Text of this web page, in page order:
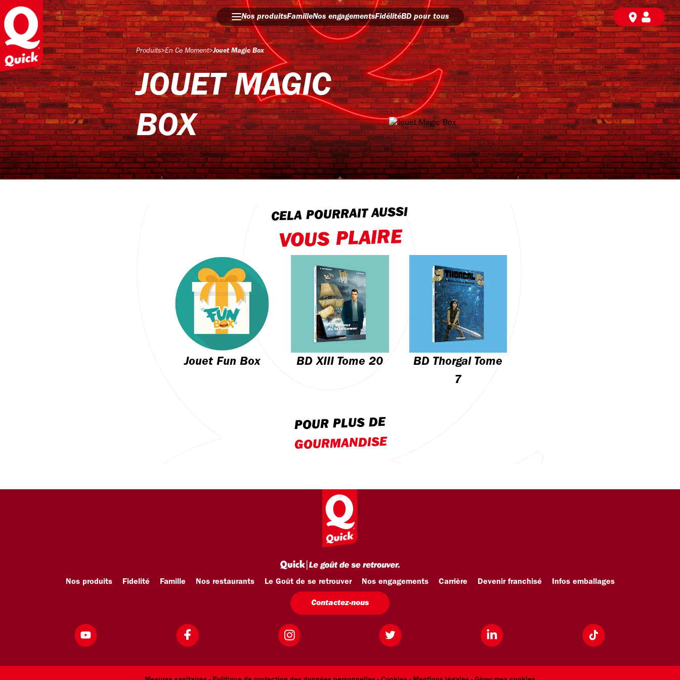
Nos produitsFamilleNos engagementsFidélitéBD pour tous
Produits>En Ce Moment>Jouet Magic Box
JOUET MAGIC
BOX
CELA POURRAIT AUSSI
VOUS PLAIRE
Jouet Fun Box BD XIII Tome 20
BD Thorgal Tome
7
POUR PLUS DE
GOURMANDISE
Nos produits Fidelité Famille Nos restaurants Le Goût de se retrouver Nos engagements Carrière Devenir franchisé Infos emballages
Contactez-nous